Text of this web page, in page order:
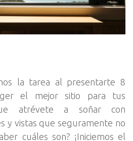
la tarea al presentarte 8
el mejor sitio para tus
atrévete a soñar con
y vistas que seguramente no
cuáles son? ¡Iniciemos el